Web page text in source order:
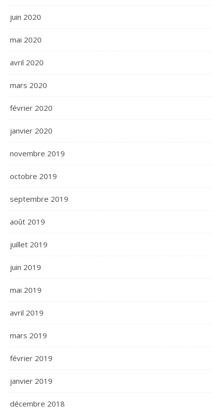
juin 2020
mai 2020
avril 2020
mars 2020
février 2020
janvier 2020
novembre 2019
octobre 2019
septembre 2019
août 2019
juillet 2019
juin 2019
mai 2019
avril 2019
mars 2019
février 2019
janvier 2019
décembre 2018